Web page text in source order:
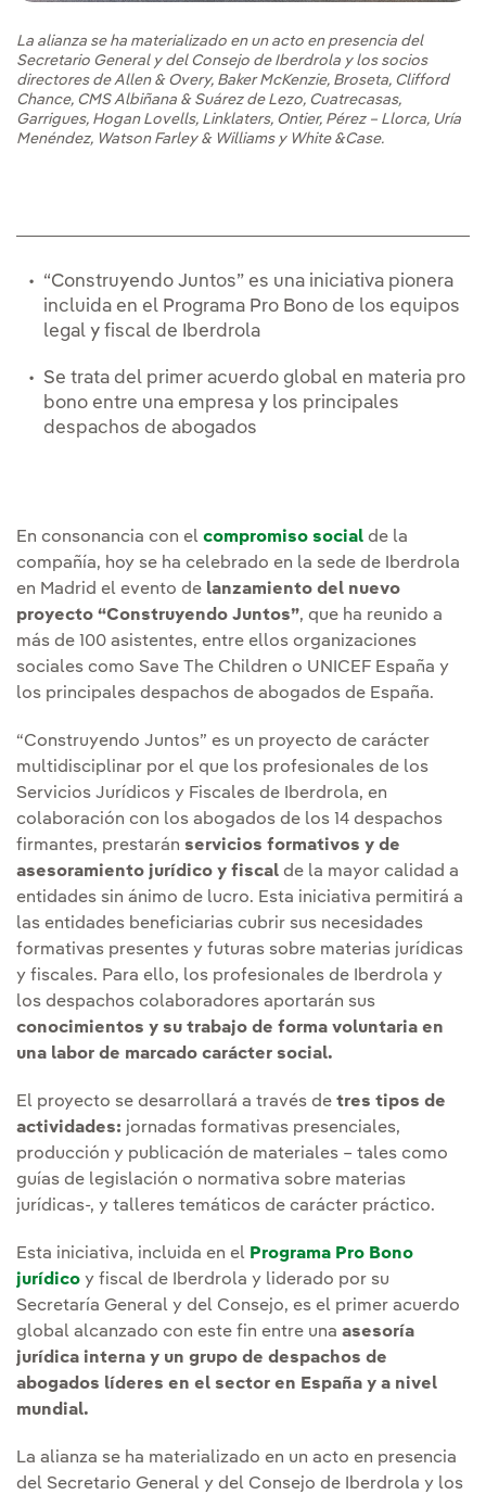
La alianza se ha materializado en un acto en presencia del
Secretario General y del Consejo de Iberdrola y los socios
directores de Allen & Overy, Baker McKenzie, Broseta, Clifford
Chance, CMS Albiñana & Suárez de Lezo, Cuatrecasas,
Garrigues, Hogan Lovells, Linklaters, Ontier, Pérez – Llorca, Uría
Menéndez, Watson Farley & Williams y White &Case.
“Construyendo Juntos” es una iniciativa pionera
incluida en el Programa Pro Bono de los equipos
legal y fiscal de Iberdrola
Se trata del primer acuerdo global en materia pro
bono entre una empresa y los principales
despachos de abogados
En consonancia con el compromiso social de la
compañía, hoy se ha celebrado en la sede de Iberdrola
en Madrid el evento de lanzamiento del nuevo
proyecto “Construyendo Juntos”, que ha reunido a
más de 100 asistentes, entre ellos organizaciones
sociales como Save The Children o UNICEF España y
los principales despachos de abogados de España.
“Construyendo Juntos” es un proyecto de carácter
multidisciplinar por el que los profesionales de los
Servicios Jurídicos y Fiscales de Iberdrola, en
colaboración con los abogados de los 14 despachos
firmantes, prestarán servicios formativos y de
asesoramiento jurídico y fiscal de la mayor calidad a
entidades sin ánimo de lucro. Esta iniciativa permitirá a
las entidades beneficiarias cubrir sus necesidades
formativas presentes y futuras sobre materias jurídicas
y fiscales. Para ello, los profesionales de Iberdrola y
los despachos colaboradores aportarán sus
conocimientos y su trabajo de forma voluntaria en
una labor de marcado carácter social.
El proyecto se desarrollará a través de tres tipos de
actividades: jornadas formativas presenciales,
producción y publicación de materiales – tales como
guías de legislación o normativa sobre materias
jurídicas-, y talleres temáticos de carácter práctico.
Esta iniciativa, incluida en el Programa Pro Bono
jurídico y fiscal de Iberdrola y liderado por su
Secretaría General y del Consejo, es el primer acuerdo
global alcanzado con este fin entre una asesoría
jurídica interna y un grupo de despachos de
abogados líderes en el sector en España y a nivel
mundial.
La alianza se ha materializado en un acto en presencia
del Secretario General y del Consejo de Iberdrola y los